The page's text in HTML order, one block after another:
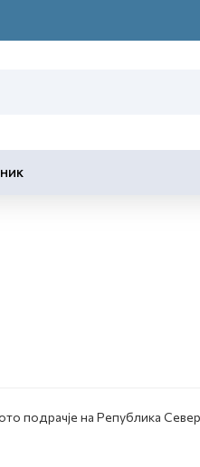
подрачје на Република